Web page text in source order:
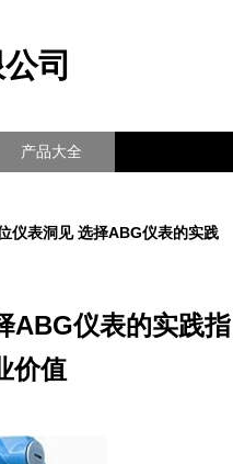
司
产品大全
仪表洞见 选择ABG仪表的实践
ABG仪表的实践指
价值